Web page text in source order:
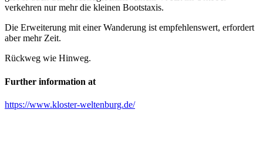
verkehren nur mehr die kleinen Bootstaxis.
Die Erweiterung mit einer Wanderung ist empfehlenswert, erfordert
aber mehr Zeit.
Rückweg wie Hinweg.
Further information at
https://www.kloster-weltenburg.de/